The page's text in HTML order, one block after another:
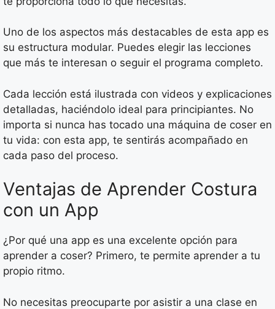
Uno de los aspectos más destacables de esta app es
su estructura modular. Puedes elegir las lecciones
que más te interesan o seguir el programa completo.
Cada lección está ilustrada con videos y explicaciones
detalladas, haciéndolo ideal para principiantes. No
importa si nunca has tocado una máquina de coser en
tu vida: con esta app, te sentirás acompañado en
cada paso del proceso.
Ventajas de Aprender Costura
con un App
¿Por qué una app es una excelente opción para
aprender a coser? Primero, te permite aprender a tu
propio ritmo.
No necesitas preocuparte por asistir a una clase en